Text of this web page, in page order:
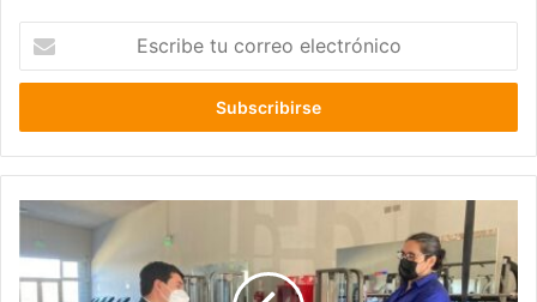
correo
Pitazo
Seremia
de